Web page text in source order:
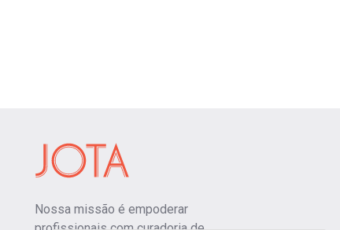
Nossa missão é empoderar